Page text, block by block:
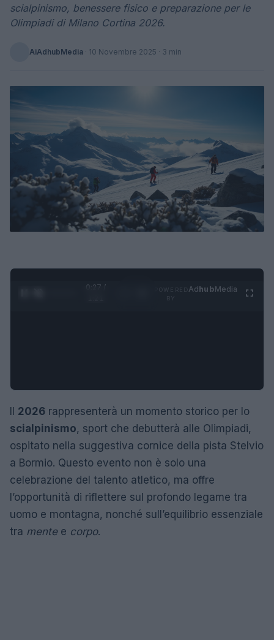
scialpinismo, benessere fisico e preparazione per le
Olimpiadi di Milano Cortina 2026.
AiAdhubMedia · 10 Novembre 2025 · 3 min
0:28 /
AdhubMedia
Il 2026 rappresenterà un momento storico per lo
scialpinismo, sport che debutterà alle Olimpiadi,
ospitato nella suggestiva cornice della pista Stelvio
a Bormio. Questo evento non è solo una
celebrazione del talento atletico, ma offre
l’opportunità di riflettere sul profondo legame tra
uomo e montagna, nonché sull’equilibrio essenziale
tra mentee corpo.